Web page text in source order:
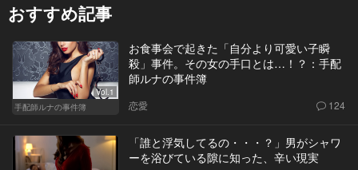
おすすめ記事
Vol.1
手配師ルナの事件簿
お食事会で起きた「自分より可愛い子瞬
殺」事件。その女の手口とは…！？：手配
師ルナの事件簿
恋愛 124
「誰と浮気してるの・・・？」男がシャワ
ーを浴びている隙に知った、辛い現実